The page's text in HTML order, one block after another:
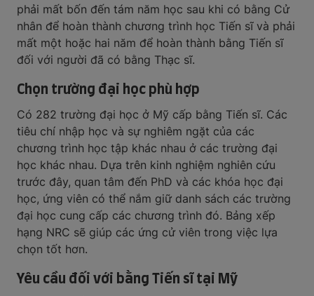
phải mất bốn đến tám năm học sau khi có bằng Cử
nhân để hoàn thành chương trình học Tiến sĩ và phải
mất một hoặc hai năm để hoàn thành bằng Tiến sĩ
đối với người đã có bằng Thạc sĩ.
Chọn trường đại học phù hợp
Có 282 trường đại học ở Mỹ cấp bằng Tiến sĩ. Các
tiêu chí nhập học và sự nghiêm ngặt của các
chương trình học tập khác nhau ở các trường đại
học khác nhau. Dựa trên kinh nghiệm nghiên cứu
trước đây, quan tâm đến PhD và các khóa học đại
học, ứng viên có thể nắm giữ danh sách các trường
đại học cung cấp các chương trình đó. Bảng xếp
hạng NRC sẽ giúp các ứng cử viên trong việc lựa
chọn tốt hơn.
Yêu cầu đối với bằng Tiến sĩ tại Mỹ